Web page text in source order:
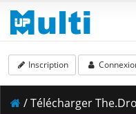
Inscription
/ Télécharger